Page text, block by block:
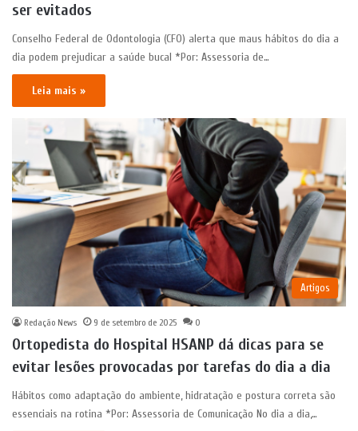
ser evitados
Conselho Federal de Odontologia (CFO) alerta que maus hábitos do dia a
dia podem prejudicar a saúde bucal *Por: Assessoria de…
Leia mais »
Artigos
Redação News 9 de setembro de 2025 0
Ortopedista do Hospital HSANP dá dicas para se
evitar lesões provocadas por tarefas do dia a dia
Hábitos como adaptação do ambiente, hidratação e postura correta são
essenciais na rotina *Por: Assessoria de Comunicação No dia a dia,…